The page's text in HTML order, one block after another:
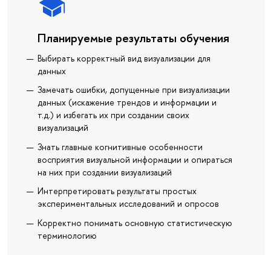
Планируемые результаты обучения
Выбирать корректный вид визуализации для
данных
Замечать ошибки, допущенные при визуализации
данных (искажение трендов и информации и
т.д.) и избегать их при создании своих
визуализаций
Знать главные когнитивные особенности
восприятия визуальной информации и опираться
на них при создании визуализаций
Интерпретировать результаты простых
экспериментальных исследований и опросов
Корректно понимать основную статистическую
терминологию